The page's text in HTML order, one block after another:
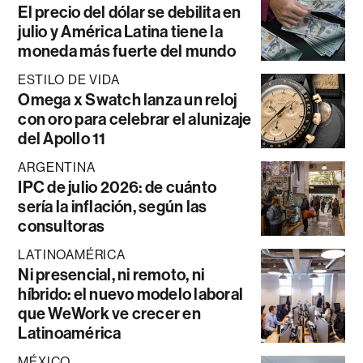
El precio del dólar se debilita en
julio y América Latina tiene la
moneda más fuerte del mundo
ESTILO DE VIDA
Omega x Swatch lanza un reloj
con oro para celebrar el alunizaje
del Apollo 11
ARGENTINA
IPC de julio 2026: de cuánto
sería la inflación, según las
consultoras
LATINOAMÉRICA
Ni presencial, ni remoto, ni
híbrido: el nuevo modelo laboral
que WeWork ve crecer en
Latinoamérica